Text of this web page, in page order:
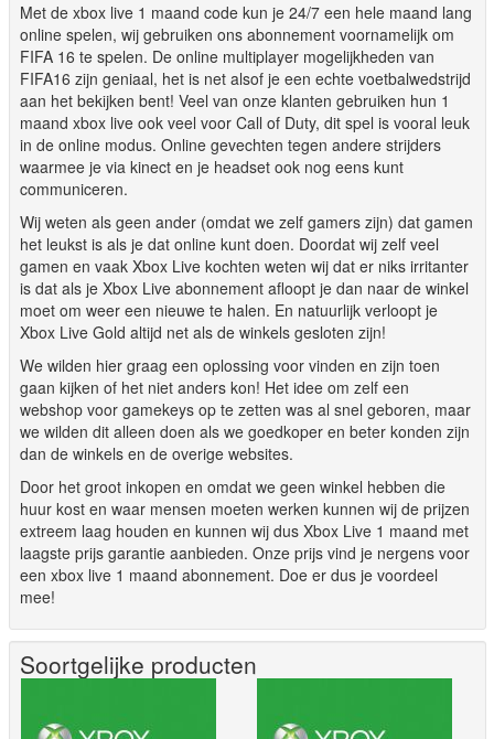
Met de xbox live 1 maand code kun je 24/7 een hele maand lang
online spelen, wij gebruiken ons abonnement voornamelijk om
FIFA 16 te spelen. De online multiplayer mogelijkheden van
FIFA16 zijn geniaal, het is net alsof je een echte voetbalwedstrijd
aan het bekijken bent! Veel van onze klanten gebruiken hun 1
maand xbox live ook veel voor Call of Duty, dit spel is vooral leuk
in de online modus. Online gevechten tegen andere strijders
waarmee je via kinect en je headset ook nog eens kunt
communiceren.
Wij weten als geen ander (omdat we zelf gamers zijn) dat gamen
het leukst is als je dat online kunt doen. Doordat wij zelf veel
gamen en vaak Xbox Live kochten weten wij dat er niks irritanter
is dat als je Xbox Live abonnement afloopt je dan naar de winkel
moet om weer een nieuwe te halen. En natuurlijk verloopt je
Xbox Live Gold altijd net als de winkels gesloten zijn!
We wilden hier graag een oplossing voor vinden en zijn toen
gaan kijken of het niet anders kon! Het idee om zelf een
webshop voor gamekeys op te zetten was al snel geboren, maar
we wilden dit alleen doen als we goedkoper en beter konden zijn
dan de winkels en de overige websites.
Door het groot inkopen en omdat we geen winkel hebben die
huur kost en waar mensen moeten werken kunnen wij de prijzen
extreem laag houden en kunnen wij dus Xbox Live 1 maand met
laagste prijs garantie aanbieden. Onze prijs vind je nergens voor
een xbox live 1 maand abonnement. Doe er dus je voordeel
mee!
Soortgelijke producten